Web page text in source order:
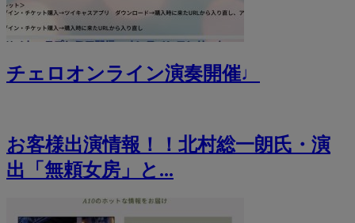
チェロオンライン演奏開催♩
お客様出演情報！！北村総一朗氏・演
出「無頼女房」と...